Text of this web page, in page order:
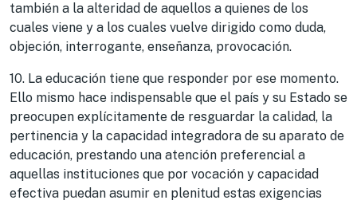
también a la alteridad de aquellos a quienes de los
cuales viene y a los cuales vuelve dirigido como duda,
objeción, interrogante, enseñanza, provocación.
10. La educación tiene que responder por ese momento.
Ello mismo hace indispensable que el país y su Estado se
preocupen explícitamente de resguardar la calidad, la
pertinencia y la capacidad integradora de su aparato de
educación, prestando una atención preferencial a
aquellas instituciones que por vocación y capacidad
efectiva puedan asumir en plenitud estas exigencias